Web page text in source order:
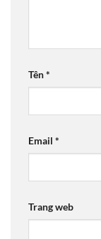
Tên*
Email *
Trang web